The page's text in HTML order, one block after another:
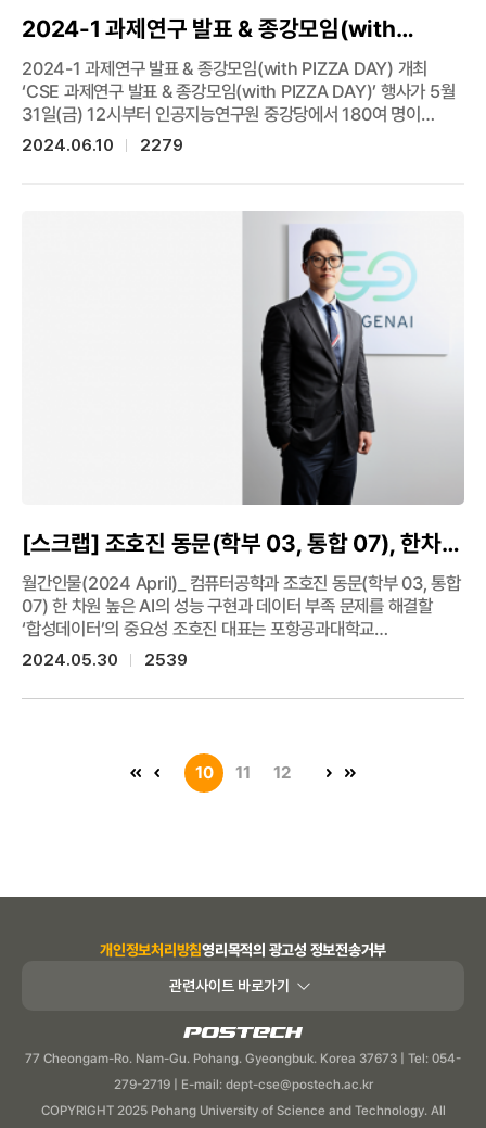
연구로 진행됐다.
2024-1 과제연구 발표 & 종강모임(with
PIZZA DAY) 개최
2024-1 과제연구 발표 & 종강모임(with PIZZA DAY) 개최
‘CSE 과제연구 발표 & 종강모임(with PIZZA DAY)’ 행사가 5월
31일(금) 12시부터 인공지능연구원 중강당에서 180여 명이
참석한 가운데 열렸다. 과제연구Ⅰ·Ⅱ(CSED499)는 학부 4학년이
인공지능연구원 중강당 로비로 변경하여, 종강모임과 겸하여
열렸으며 스탠딩으로 마련된 식전 음식과 함께 자유롭게 참관할 수
있도록 했다. 1층 중강당에서 학부 주무교수의 인사말을 시작으로,
오후 1시부터는 인공지능연구원 1층 로비에 전시된 과제연구
포스터 데모가 진행됐다. 포스터 발표자는 모두 83명(과제연구I
53명, 과제연구II 30명)으로, 참석한 교수와 대학원 실험실 대표가
각각의 포스터 발표에 대해 평가 후 높은 점수를 받은 1명을 최우수,
2명을 우수, 4명을 인기 발표자로 선정했다. 시상은 6월 7일(금)
교수휴게실에서 진행됐으며, 최우수상은 김지경(19학번) 학생이
상금 50만원을, 우수상은 김채현(20학번)·송찬호(20학번) 학생이
상금 25만원을, 인기상은 김나림(21학번)·박은하(20학번)·강동현
(20학번)·김주은(21학번) 학생이 상금 5만원을 수상하는 영광을
2024.06.10 2279
[스크랩] 조호진 동문(학부 03, 통합 07), 한차원
높은 AI의 성능 구현과 데이터 부족 문제를
해결할 ‘합성데이터’의 중요성(월간인물 4월호)
월간인물(2024 April)_ 컴퓨터공학과 조호진 동문(학부 03, 통합
07) 한 차원 높은 AI의 성능 구현과 데이터 부족 문제를 해결할
‘합성데이터’의 중요성 조호진 대표는 포항공과대학교
컴퓨터공학과 학사와 박사를 졸업하고, 영상복원 및 영상 화질 개선
분야의 넘버원 기업인 Adobe사의 Photoshop팀에서 인턴을
8년 가까운 경력을 쌓았다. 자동차에 들어가는 AI 기술의 모델을
설계하는 일에서 자동차의 출시까지 프로젝트의 전체 프로세스를
몸으로 체득한 기술의 키워드는 단연 데이터다. 완전 자율주행을
수집에는 시간과 비용을 비롯해 하드웨어, 법적인 제약까지 여러
어느 순간 조 대표에게 이런 문제를 해결하고 싶다는 열정이
기술이었고, 관심이 적었던 만큼 유의미한 결과도 없는
상황이었지만 언젠가 때가 올 거라 믿었다고. 그로부터 몇 년 후
생성 AI를 아이템으로 한 ㈜젠젠에이아이를 창업했다. 이미지와
비디오 데이터의 품질을 개선하는 일에는 자신감이 있었기에
2024.05.30 2539
10 11 12
개인정보처리방침영리목적의 광고성 정보전송거부
관련사이트 바로가기
77 Cheongam-Ro. Nam-Gu. Pohang. Gyeongbuk. Korea 37673 | Tel: 054-
279-2719 | E-mail: dept-cse@postech.ac.kr
COPYRIGHT 2025 Pohang University of Science and Technology. All